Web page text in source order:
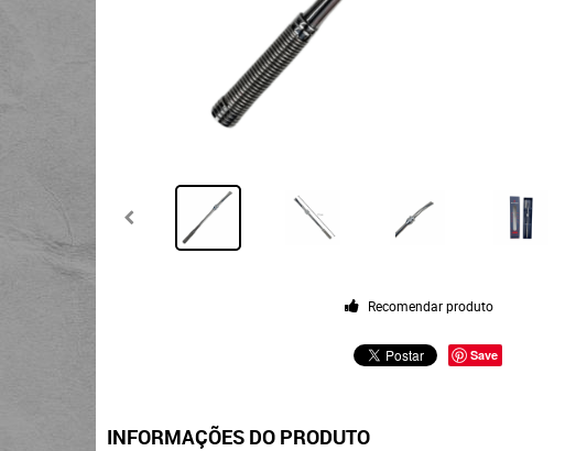
Recomendar produto
Save
INFORMAÇÕES DO PRODUTO